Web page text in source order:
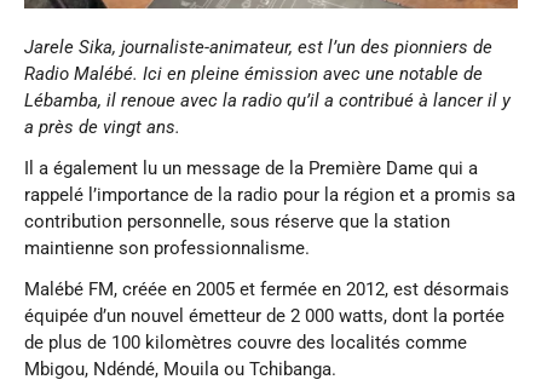
Jarele Sika, journaliste-animateur, est l’un des pionniers de
Radio Malébé. Ici en pleine émission avec une notable de
Lébamba, il renoue avec la radio qu’il a contribué à lancer il y
a près de vingt ans.
Il a également lu un message de la Première Dame qui a
rappelé l’importance de la radio pour la région et a promis sa
contribution personnelle, sous réserve que la station
maintienne son professionnalisme.
Malébé FM, créée en 2005 et fermée en 2012, est désormais
équipée d’un nouvel émetteur de 2 000 watts, dont la portée
de plus de 100 kilomètres couvre des localités comme
Mbigou, Ndéndé, Mouila ou Tchibanga.